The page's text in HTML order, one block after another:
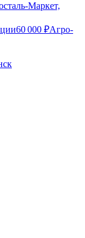
Маркет,
60 000 ₽Агро-